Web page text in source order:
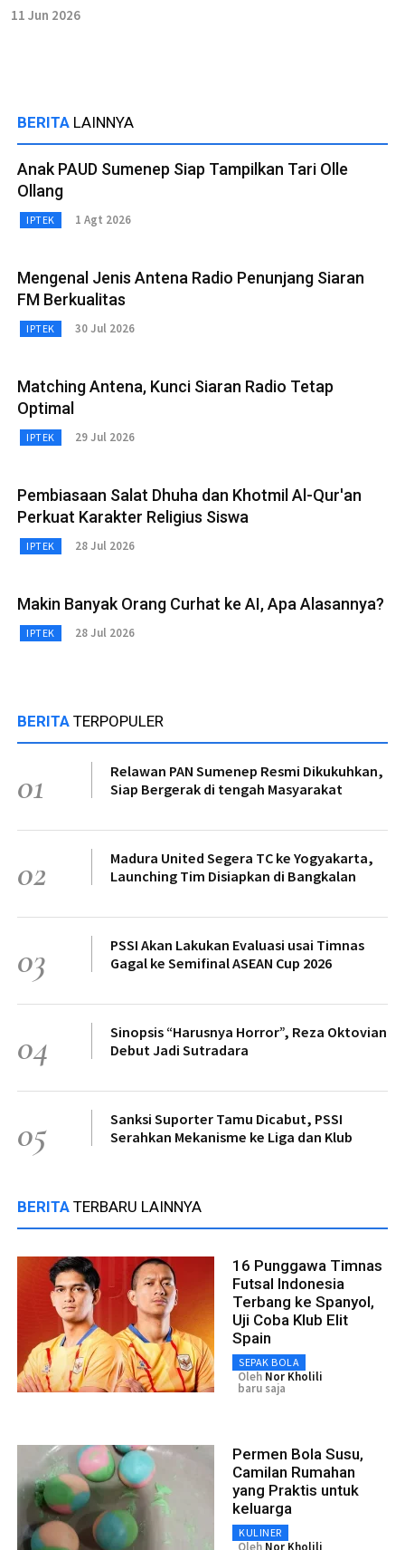
11 Jun 2026
BERITA LAINNYA
Anak PAUD Sumenep Siap Tampilkan Tari Olle
Ollang
IPTEK 1 Agt 2026
Mengenal Jenis Antena Radio Penunjang Siaran
FM Berkualitas
IPTEK 30 Jul 2026
Matching Antena, Kunci Siaran Radio Tetap
Optimal
IPTEK 29 Jul 2026
Pembiasaan Salat Dhuha dan Khotmil Al-Qur'an
Perkuat Karakter Religius Siswa
IPTEK 28 Jul 2026
Makin Banyak Orang Curhat ke AI, Apa Alasannya?
IPTEK 28 Jul 2026
BERITA TERPOPULER
01
Relawan PAN Sumenep Resmi Dikukuhkan,
Siap Bergerak di tengah Masyarakat
02
Madura United Segera TC ke Yogyakarta,
Launching Tim Disiapkan di Bangkalan
03
PSSI Akan Lakukan Evaluasi usai Timnas
Gagal ke Semifinal ASEAN Cup 2026
04
Sinopsis “Harusnya Horror”, Reza Oktovian
Debut Jadi Sutradara
05
Sanksi Suporter Tamu Dicabut, PSSI
Serahkan Mekanisme ke Liga dan Klub
BERITA TERBARU LAINNYA
16 Punggawa Timnas
Futsal Indonesia
Terbang ke Spanyol,
Uji Coba Klub Elit
Spain
SEPAK BOLA
Oleh Nor Kholili
baru saja
Permen Bola Susu,
Camilan Rumahan
yang Praktis untuk
keluarga
KULINER
Oleh Nor Kholili